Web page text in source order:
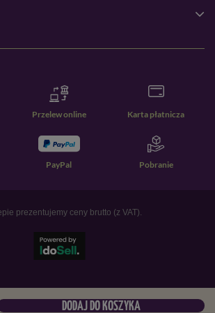
DODAJ DO KOSZYKA
Przelew online Karta płatnicza
PayPal Pobranie
prezentujemy ceny brutto (z VAT).